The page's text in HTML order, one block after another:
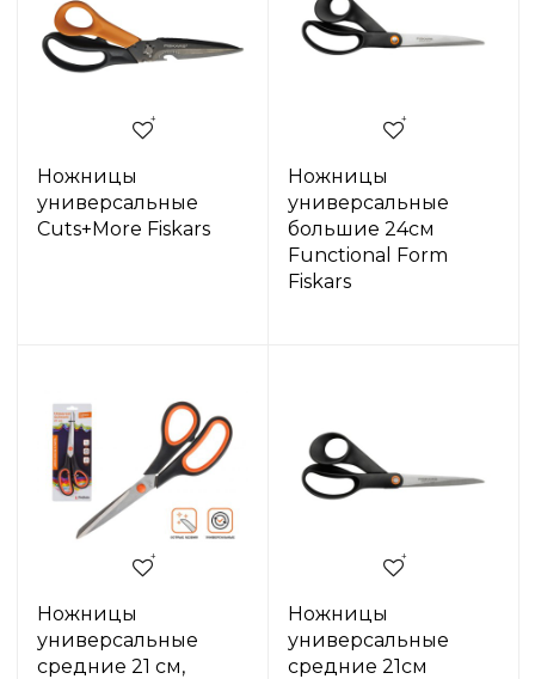
Ножницы
универсальные
Cuts+More Fiskars
Ножницы
универсальные
большие 24см
Functional Form
Fiskars
Ножницы
универсальные
средние 21 см,
Ножницы
универсальные
средние 21см